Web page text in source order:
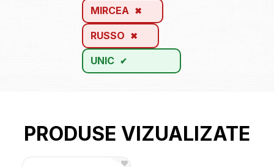
MIRCEA
RUSSO
UNIC
PRODUSE VIZUALIZATE